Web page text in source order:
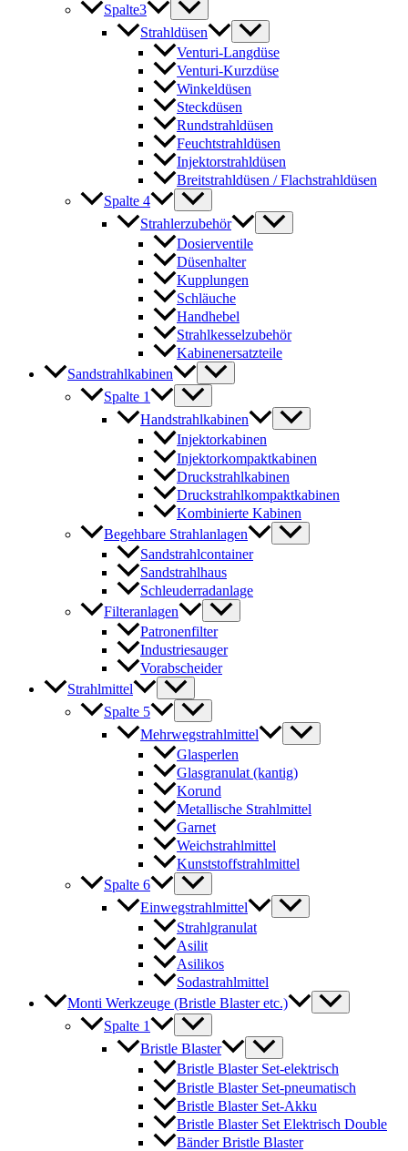
Spalte3
Strahldüsen
Venturi-Langdüse
Venturi-Kurzdüse
Winkeldüsen
Steckdüsen
Rundstrahldüsen
Feuchtstrahldüsen
Injektorstrahldüsen
Breitstrahldüsen / Flachstrahldüsen
Spalte 4
Strahlerzubehör
Dosierventile
Düsenhalter
Kupplungen
Schläuche
Handhebel
Strahlkesselzubehör
Kabinenersatzteile
Sandstrahlkabinen
Spalte 1
Handstrahlkabinen
Injektorkabinen
Injektorkompaktkabinen
Druckstrahlkabinen
Druckstrahlkompaktkabinen
Kombinierte Kabinen
Begehbare Strahlanlagen
Sandstrahlcontainer
Sandstrahlhaus
Schleuderradanlage
Filteranlagen
Patronenfilter
Industriesauger
Vorabscheider
Strahlmittel
Spalte 5
Mehrwegstrahlmittel
Glasperlen
Glasgranulat (kantig)
Korund
Metallische Strahlmittel
Garnet
Weichstrahlmittel
Kunststoffstrahlmittel
Spalte 6
Einwegstrahlmittel
Strahlgranulat
Asilit
Asilikos
Sodastrahlmittel
Monti Werkzeuge (Bristle Blaster etc.)
Spalte 1
Bristle Blaster
Bristle Blaster Set-elektrisch
Bristle Blaster Set-pneumatisch
Bristle Blaster Set-Akku
Bristle Blaster Set Elektrisch Double
Bänder Bristle Blaster